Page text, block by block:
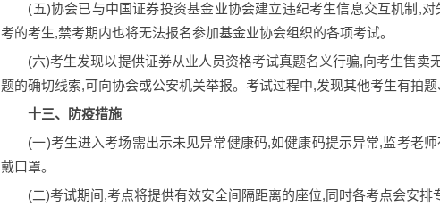
(五)协会已与中国证券投资基金业协会建立违纪考生信息交互机制,
考的考生,禁考期内也将无法报名参加基金业协会组织的各项考试。
(六)考生发现以提供证券从业人员资格考试真题名义行骗,向考生售
题的确切线索,可向协会或公安机关举报。考试过程中,发现其他考生有拍
十三、防疫措施
(一)考生进入考场需出示未见异常健康码,如健康码提示异常,监考老
戴口罩。
(二)考试期间,考点将提供有效安全间隔距离的座位,同时各考点会安排